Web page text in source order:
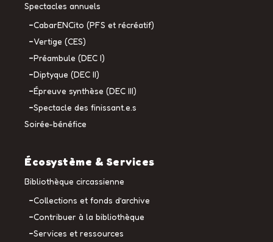
Spectacles annuels
CabarENCito (PFS et récréatif)
Vertige (CES)
Préambule (DEC I)
Diptyque (DEC II)
Épreuve synthèse (DEC III)
Spectacle des finissant.e.s
Soirée-bénéfice
Écosystème & Services
Bibliothèque circassienne
Collections et fonds d’archive
Contribuer à la bibliothèque
Services et ressources